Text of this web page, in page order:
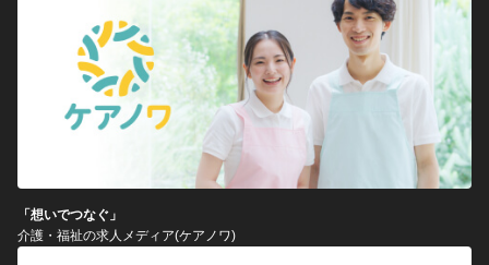
「想いでつなぐ」
介護・福祉の求人メディア(ケアノワ)